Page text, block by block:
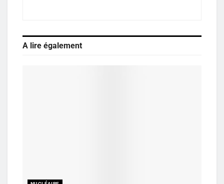
A lire également